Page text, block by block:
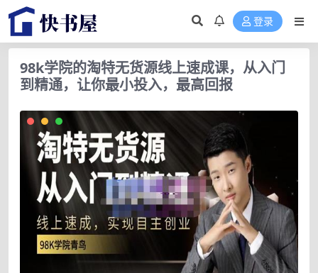
登录
98k学院的淘特无货源线上速成课，从入门
到精通，让你最小投入，最高回报